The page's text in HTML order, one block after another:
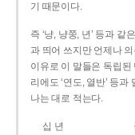
기 때문이다.
즉 ‘냥, 냥쭝, 년’ 등과
과 띄어 쓰지만 언제나
이유로 이 말들은 독립된
리에도 ‘연도, 열반’ 등
나는 대로 적는다.
십 년